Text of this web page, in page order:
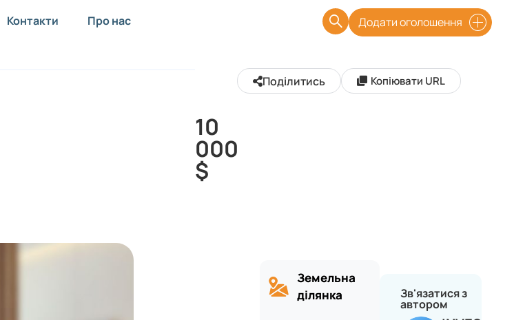
Контакти Про нас Додати оголошення
10
000
$
Поділитись Копіювати URL
Земельна
ділянка
Зв'язатися з
автором